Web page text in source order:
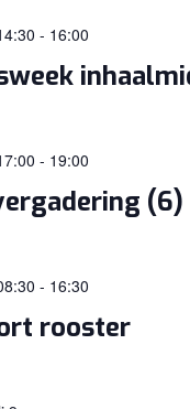
- 16:00
(6)
- 19:00
rooster
- 16:30